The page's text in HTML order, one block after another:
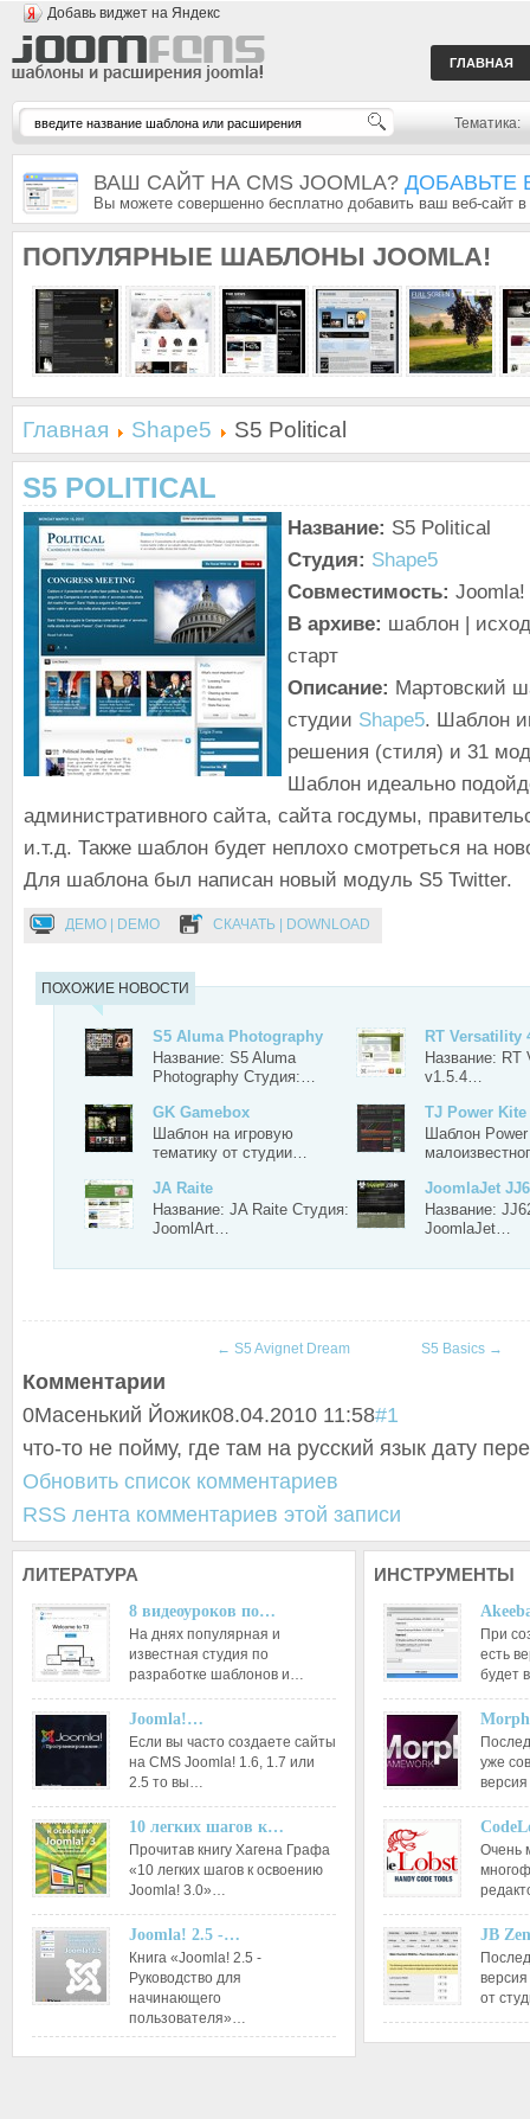
Добавь виджет на Яндекс
ГЛАВНАЯ
Тематика:
ВАШ САЙТ НА CMS JOOMLA? ДОБАВЬТЕ
Вы можете совершенно бесплатно добавить ваш веб-сайт
ПОПУЛЯРНЫЕ ШАБЛОНЫ JOOMLA!
Главная Shape5 S5 Political
S5 POLITICAL
Название: S5 Political
Студия: Shape5
Совместимость:
В архиве: шаблон |
старт
Описание: Мартовский
студии Shape5. Шаблон
решения (стиля) и 31
Шаблон идеально
административного сайта, сайта госдумы,
и.т.д. Также шаблон будет неплохо смотреться на
Для шаблона был написан новый модуль S5 Twitter.
ДЕМО | DEMO СКАЧАТЬ | DOWNLOAD
ПОХОЖИЕ НОВОСТИ
S5 Aluma Photography
Название: S5 Aluma
Photography Студия:…
RT Versatility
Название: RT
v1.5.4…
GK Gamebox
Шаблон на игровую
тематику от студии…
TJ Power Kite
Шаблон
JA Raite
Название: JA Raite Студия:
JoomlArt…
JoomlaJet
Название:
JoomlaJet…
← S5 Avignet Dream S5 Basics →
Комментарии
0Масенький Йожик08.04.2010 11:58#1
что-то не пойму, где там на русский язык дату
Обновить список комментариев
RSS лента комментариев этой записи
ЛИТЕРАТУРА
8 видеоуроков по…
На днях популярная и
известная студия по
разработке шаблонов и…
Joomla!…
Если вы часто создаете сайты
на CMS Joomla! 1.6, 1.7 или
2.5 то вы…
10 легких шагов к…
Прочитав книгу Хагена Графа
«10 легких шагов к освоению
Joomla! 3.0»…
Joomla! 2.5 -…
Книга «Joomla! 2.5 -
Руководство для
начинающего
пользователя»…
ИНСТРУМЕНТЫ
При
есть
будет
уже
Очень
JB
от